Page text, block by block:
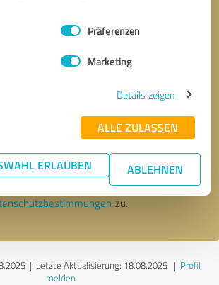
Präferenzen
Marketing
Details zeigen
ALLE ZULASSEN
ERLAUBEN ABLEHNEN
* Erforderliche Angaben
Nachricht senden
zu.
| Letzte Aktualisierung: 18.08.2025| Profil
melden